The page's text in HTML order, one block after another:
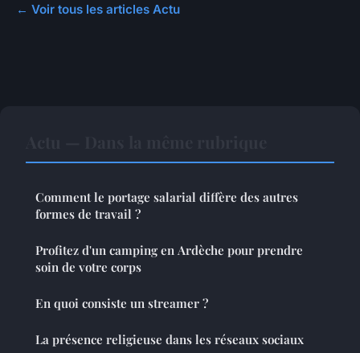
← Voir tous les articles Actu
Comment le portage salarial diffère des autres
formes de travail ?
Profitez d'un camping en Ardèche pour prendre
soin de votre corps
En quoi consiste un streamer ?
La présence religieuse dans les réseaux sociaux